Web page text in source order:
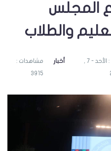
المجلس
والطلاب
أضيف فى : الأحد - 7 , أخبار مشاهدات :
3915